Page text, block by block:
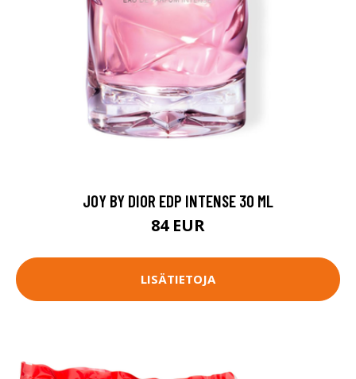
JOY BY DIOR EDP INTENSE 30 ML
84 EUR
LISÄTIETOJA